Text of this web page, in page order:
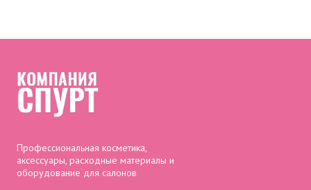
Профессиональная косметика,
аксессуары, расходные материалы и
оборудование для салонов